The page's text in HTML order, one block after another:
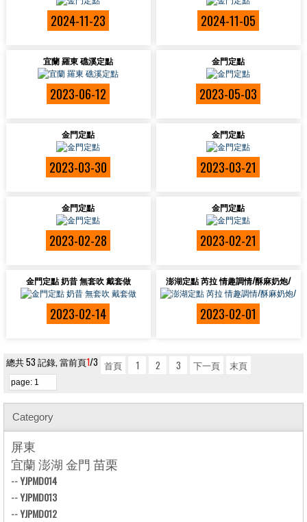
2024-11-23 2024-11-05
宜蘭 羅東 礁溪定點
2023-06-12
金門定點
2023-05-03
金門定點
2023-03-30
金門定點
2023-03-21
金門定點
2023-02-28
金門定點
2023-02-21
金門定點 奶昔 無套吹 戴套做
2023-02-14
澎湖定點 芮拉 情趣調情/酥麻奶炮/
2023-02-01
總共 53 記錄, 當前頁1/3 首頁 1 2 3 下一頁 末頁
Category
屏東
宜蘭 澎湖 金門 苗栗
--YJPMD014
--YJPMD013
--YJPMD012